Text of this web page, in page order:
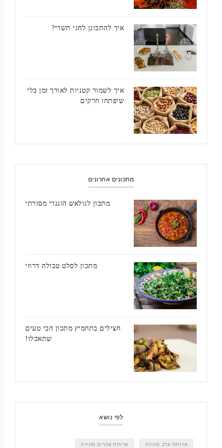
איך להתכונן לחגי תשרי?
איך לשמור קטניות לאורך זמן בלי
שיפתחו חרקים
מתכונים אחרונים
מתכון לגולאש הונגרי מסורתי
מתכון לסלט טבולה דרוזי
חצילים בתחמיץ מתכון הכי טעים
שתאכלו!
לפי נושא
ארוחת ערב מהירה ארוחת צהרים מהירה